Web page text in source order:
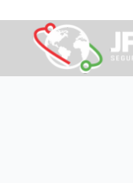
para
conteúdo